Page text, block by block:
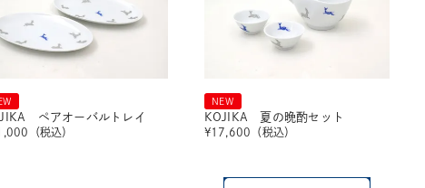
ペアオーバルトレイ
（税込）
NEW
KOJIKA 夏の晩酌セット
¥17,600 （税込）